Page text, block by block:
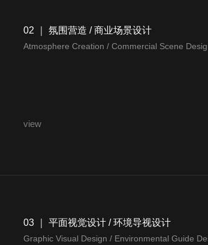
02 ｜ 氛围营造 / 商业场景设计
Atmosphere Creation / Commercial Scene
更多
03 ｜ 平面视觉设计 / 环境导视设计
Graphic Visual Design / Environmental Guide